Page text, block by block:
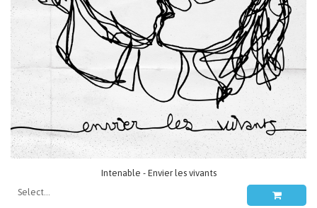
Intenable - Envier les vivants